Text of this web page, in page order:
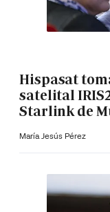
Hispasat
satelital
Starlink de
María Jesús Pérez